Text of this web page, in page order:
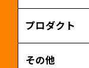
プロダクト
その他